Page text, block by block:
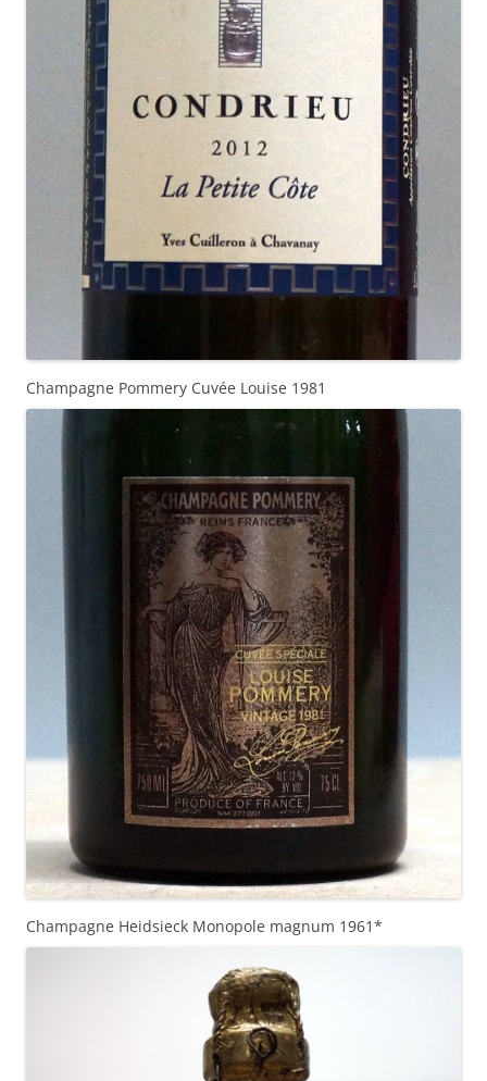
Champagne Pommery Cuvée Louise 1981
Champagne Heidsieck Monopole magnum 1961*